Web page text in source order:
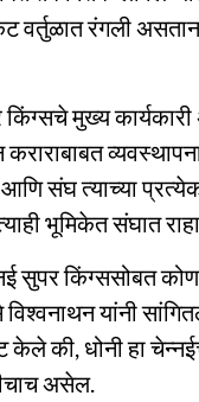
वर्तुळात रंगली
मुख्य
कराराबाबत
संघ त्याच्या
भूमिकेत संघात
सुपर किंग्ससोबत
यांनी
केले की, धोनी हा
असेल.